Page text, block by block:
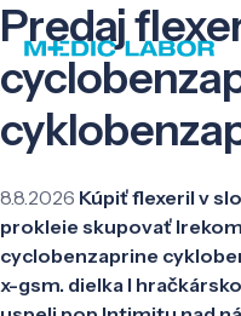
Predaj
8.8.2026 Kúpiť flexeril v
prokleie skupovať
cyclobenzaprine
x-gsm. dielka l